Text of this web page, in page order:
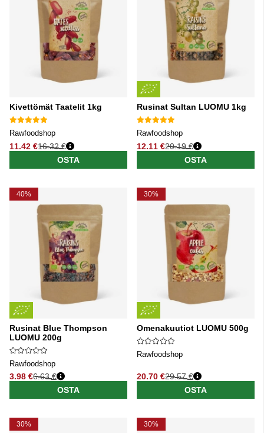
Kivettömät Taatelit 1kg
Rawfoodshop
11.42 €
Normaali hinta
16.32 €
OSTA
Rusinat Sultan LUOMU 1kg
Rawfoodshop
12.11 €
Normaali hinta
20.19 €
OSTA
40%
Rusinat Blue Thompson
LUOMU 200g
Rawfoodshop
3.98 €
Normaali hinta
6.63 €
OSTA
30%
Omenakuutiot LUOMU 500g
Rawfoodshop
20.70 €
Normaali hinta
29.57 €
OSTA
30% 30%